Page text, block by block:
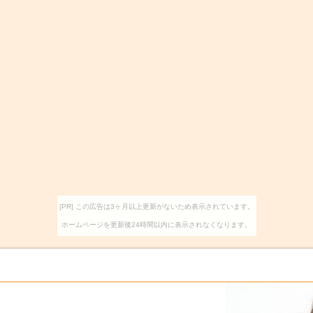
[PR] この広告は3ヶ月以上更新がないため表示されています。
ホームページを更新後24時間以内に表示されなくなります。